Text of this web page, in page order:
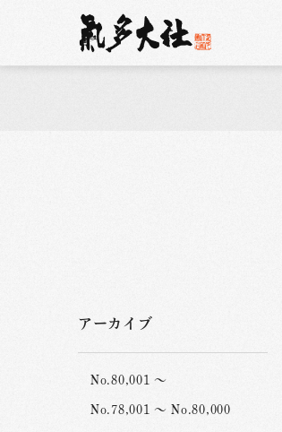
アーカイブ
No.80,001 ～
No.78,001 ～ No.80,000